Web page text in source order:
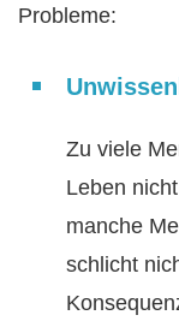
Probleme:
Zu viele
Leben
manche
schlicht